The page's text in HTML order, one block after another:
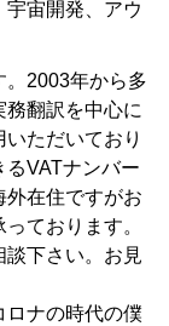
宙開発、アウ
。2003年から多
翻訳を中心に
ただいており
るVATナンバー
外在住ですがお
ております。
談下さい。お見
ロナの時代の僕